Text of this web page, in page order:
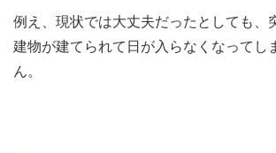
例え、現状では大丈夫だったとしても、
建物が建てられて日が入らなくなってし
ん。